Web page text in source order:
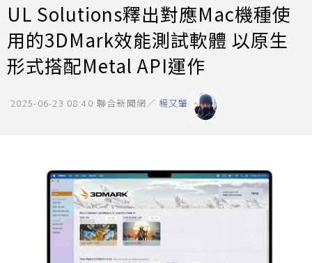
UL Solutions釋出對應Mac機種使
用的3DMark效能測試軟體 以原生
形式搭配Metal API運作
2025-06-23 08:40 聯合新聞網／ 楊又肇